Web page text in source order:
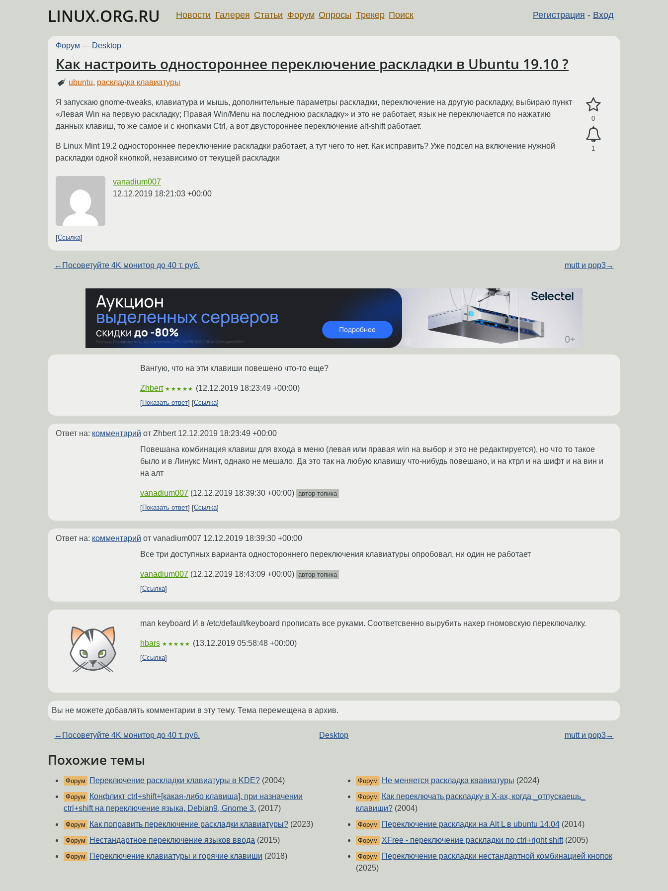
LINUX.ORG.RU Регистрация - Вход
Новости Галерея Статьи Форум Опросы Трекер Поиск
Форум — Desktop
Как настроить одностороннее переключение раскладки в Ubuntu 19.10 ?
ubuntu, раскладка клавиатуры
0
1
Я запускаю gnome-tweaks, клавиатура и мышь, дополнительные параметры раскладки, переключение на другую раскладку, выбираю пункт
«Левая Win на первую раскладку; Правая Win/Menu на последнюю раскладку» и это не работает, язык не переключается по нажатию
данных клавиш, то же самое и с кнопками Ctrl, а вот двустороннее переключение alt-shift работает.
В Linux Mint 19.2 одностороннее переключение раскладки работает, а тут чего то нет. Как исправить? Уже подсел на включение нужной
раскладки одной кнопкой, независимо от текущей раскладки
vanadium007
12.12.2019 18:21:03 +00:00
Ссылка
← Посоветуйте 4K монитор до 40 т. руб. mutt и pop3→
Вангую, что на эти клавиши повешено что-то еще?
Zhbert ★★★★★ (12.12.2019 18:23:49 +00:00)
Показать ответ Ссылка
Ответ на: комментарий от Zhbert 12.12.2019 18:23:49 +00:00
Повешана комбинация клавиш для входа в меню (левая или правая win на выбор и это не редактируется), но что то такое
было и в Линукс Минт, однако не мешало. Да это так на любую клавишу что-нибудь повешано, и на ктрл и на шифт и на вин и
на алт
vanadium007 (12.12.2019 18:39:30 +00:00) автор топика
Показать ответ
Ссылка
Ответ на: комментарий от vanadium007 12.12.2019 18:39:30 +00:00
Все три доступных варианта одностороннего переключения клавиатуры опробовал, ни один не работает
vanadium007 (12.12.2019 18:43:09 +00:00) автор топика
Ссылка
man keyboard И в /etc/default/keyboard прописать все руками. Соответсвенно вырубить нахер гномовскую переключалку.
hbars ★★★★★ (13.12.2019 05:58:48 +00:00)
Ссылка
Вы не можете добавлять комментарии в эту тему. Тема перемещена в архив.
← Посоветуйте 4K монитор до 40 т. руб. Desktop mutt и pop3→
Похожие темы
Форум Переключение раскладки клавиатуры в KDE? (2004)
Форум
Конфликт ctrl+shift+[какая-либо клавиша], при назначении
ctrl+shift на переключение языка, Debian9, Gnome 3. (2017)
Форум Как поправить переключение раскладки клавиатуры? (2023)
Форум Нестандартное переключение языков ввода (2015)
Форум Переключение клавиатуры и горячие клавиши (2018)
Форум Не меняется раскладка квавиатуры (2024)
Форум
Как переключать раскладку в X-ах, когда _отпускаешь_
клавиши?(2004)
Форум Переключение раскладки на Alt L в ubuntu 14.04(2014)
Форум XFree - переключение раскладки по ctrl+right shift(2005)
Форум
Переключение раскладки нестандартной комбинацией кнопок
(2025)